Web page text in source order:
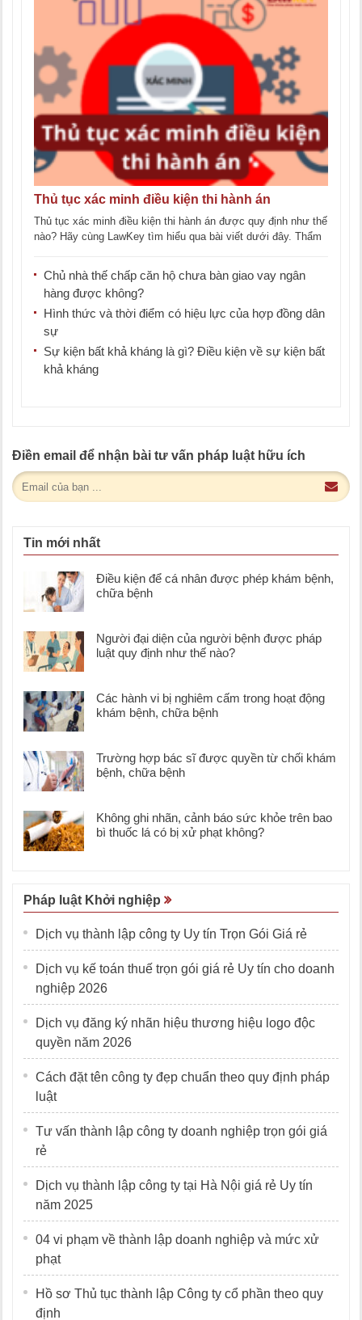
Thủ tục xác minh điều kiện thi hành án
Thủ tục xác minh điều kiện thi hành án được quy định như thế
nào? Hãy cùng LawKey tìm hiểu qua bài viết dưới đây. Thẩm
Chủ nhà thế chấp căn hộ chưa bàn giao vay ngân
hàng được không?
Hình thức và thời điểm có hiệu lực của hợp đồng dân
sự
Sự kiện bất khả kháng là gì? Điều kiện về sự kiện bất
khả kháng
Điền email để nhận bài tư vấn pháp luật hữu ích
Tin mới nhất
Điều kiện để cá nhân được phép khám bệnh,
chữa bệnh
Người đại diện của người bệnh được pháp
luật quy định như thế nào?
Các hành vi bị nghiêm cấm trong hoạt động
khám bệnh, chữa bệnh
Trường hợp bác sĩ được quyền từ chối khám
bệnh, chữa bệnh
Không ghi nhãn, cảnh báo sức khỏe trên bao
bì thuốc lá có bị xử phạt không?
Pháp luật Khởi nghiệp
Dịch vụ thành lập công ty Uy tín Trọn Gói Giá rẻ
Dịch vụ kế toán thuế trọn gói giá rẻ Uy tín cho doanh
nghiệp 2026
Dịch vụ đăng ký nhãn hiệu thương hiệu logo độc
quyền năm 2026
Cách đặt tên công ty đẹp chuẩn theo quy định pháp
luật
Tư vấn thành lập công ty doanh nghiệp trọn gói giá
rẻ
Dịch vụ thành lập công ty tại Hà Nội giá rẻ Uy tín
năm 2025
04 vi phạm về thành lập doanh nghiệp và mức xử
phạt
Hồ sơ Thủ tục thành lập Công ty cổ phần theo quy
định